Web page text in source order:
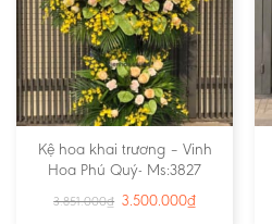
Kệ hoa khai trương – Vinh
Hoa Phú Quý- Ms:3827
3.851.000₫ 3.500.000₫